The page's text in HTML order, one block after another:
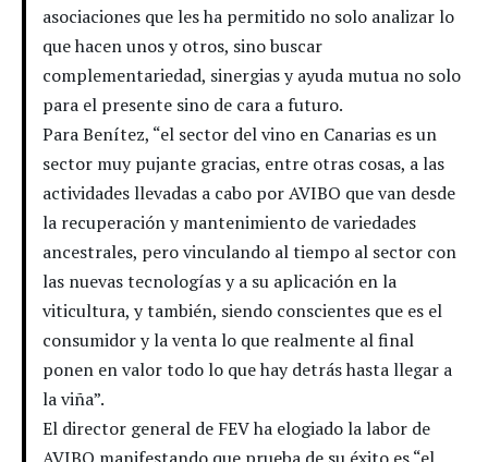
asociaciones que les ha permitido no solo analizar lo
que hacen unos y otros, sino buscar
complementariedad, sinergias y ayuda mutua no solo
para el presente sino de cara a futuro.
Para Benítez, “el sector del vino en Canarias es un
sector muy pujante gracias, entre otras cosas, a las
actividades llevadas a cabo por AVIBO que van desde
la recuperación y mantenimiento de variedades
ancestrales, pero vinculando al tiempo al sector con
las nuevas tecnologías y a su aplicación en la
viticultura, y también, siendo conscientes que es el
consumidor y la venta lo que realmente al final
ponen en valor todo lo que hay detrás hasta llegar a
la viña”.
El director general de FEV ha elogiado la labor de